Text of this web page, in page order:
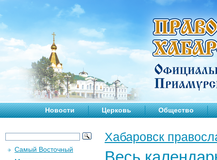
Новости Церковь Общество
Хабаровск
Самый Восточный